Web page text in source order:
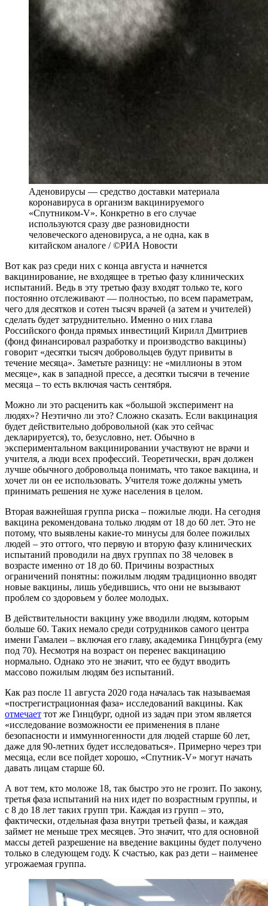
Аденовирусы — средство доставки материала
коронавируса в организм вакцинируемого
«Спутником-V». Конкретно в его случае
используются сразу две разновидности
человеческого аденовируса, а не одна, как в
китайском аналоге / ©РИА Новости
Вот как раз среди них с конца августа и начнется
вакцинирование, не входящее в третью фазу клинических
испытаний. Ведь в эту третью фазу входят только те, кого
постоянно отслеживают — полностью, по всем параметрам,
чего для десятков и сотен тысяч врачей (а затем и учителей)
сделать будет затруднительно. Именно о них глава
Российского фонда прямых инвестиций Кирилл Дмитриев
(фонд финансировал разработку и производство вакцины)
говорит «десятки тысяч добровольцев будут привиты в
течение месяца». Заметьте разницу: не «миллионы в этом
месяце», как в западной прессе, а десятки тысячи в течение
месяца – то есть включая часть сентября.
Можно ли это расценить как «большой эксперимент на
людях»? Неэтично ли это? Сложно сказать. Если вакцинация
будет действительно добровольной (как это сейчас
декларируется), то, безусловно, нет. Обычно в
экспериментальном вакцинировании участвуют не врачи и
учителя, а люди всех профессий. Теоретически, врач должен
лучше обычного добровольца понимать, что такое вакцина, и
хочет ли он ее использовать. Учителя тоже должны уметь
принимать решения не хуже населения в целом.
Вторая важнейшая группа риска – пожилые люди. На сегодня
вакцина рекомендована только людям от 18 до 60 лет. Это не
потому, что выявлены какие-то минусы для более пожилых
людей – это оттого, что первую и вторую фазу клинических
испытаний проводили на двух группах по 38 человек в
возрасте именно от 18 до 60. Причины возрастных
ограничений понятны: пожилым людям традиционно вводят
новые вакцины, лишь убедившись, что они не вызывают
проблем со здоровьем у более молодых.
В действительности вакцину уже вводили людям, которым
больше 60. Таких немало среди сотрудников самого центра
имени Гамалеи – включая его главу, академика Гинцбурга (ему
под 70). Несмотря на возраст он перенес вакцинацию
нормально. Однако это не значит, что ее будут вводить
массово пожилым людям без испытаний.
Как раз после 11 августа 2020 года началась так называемая
«пострегистрационная фаза» исследований вакцины. Как
отмечает тот же Гинцбург, одной из задач при этом является
«исследование возможности ее применения в плане
безопасности и иммунногенности для людей старше 60 лет,
даже для 90-летних будет исследоваться». Примерно через три
месяца, если все пойдет хорошо, «Спутник-V» могут начать
давать лицам старше 60.
А вот тем, кто моложе 18, так быстро это не грозит. По закону,
третья фаза испытаний на них идет по возрастным группы, и
с 8 до 18 лет таких групп три. Каждая из групп – это,
фактически, отдельная фаза внутри третьей фазы, и каждая
займет не меньше трех месяцев. Это значит, что для основной
массы детей разрешение на введение вакцины будет получено
только в следующем году. К счастью, как раз дети – наименее
угрожаемая группа.